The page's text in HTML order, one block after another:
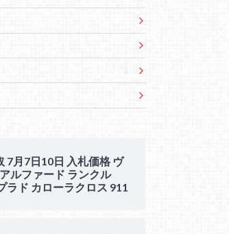
7月7日10日 入札価格 ヴ
ルファード ランクル
ラド カローラクロス 911